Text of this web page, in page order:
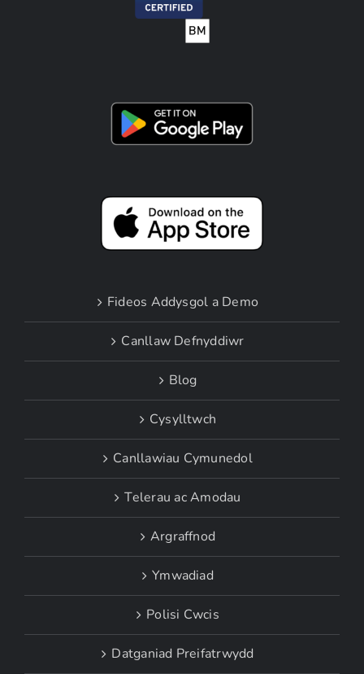
Fideos Addysgol a Demo
Canllaw Defnyddiwr
Blog
Cysylltwch
Canllawiau Cymunedol
Telerau ac Amodau
Argraffnod
Ymwadiad
Polisi Cwcis
Datganiad Preifatrwydd